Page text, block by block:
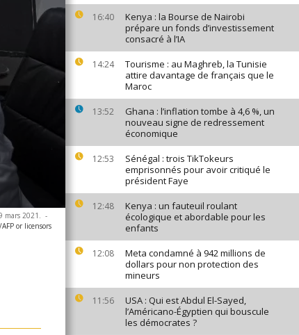
16:40
Kenya : la Bourse de Nairobi
prépare un fonds d’investissement
consacré à l’IA
14:24
Tourisme : au Maghreb, la Tunisie
attire davantage de français que le
Maroc
13:52
Ghana : l’inflation tombe à 4,6 %, un
nouveau signe de redressement
économique
12:53
Sénégal : trois TikTokeurs
emprisonnés pour avoir critiqué le
président Faye
12:48
Kenya : un fauteuil roulant
écologique et abordable pour les
enfants
12:08
Meta condamné à 942 millions de
dollars pour non protection des
mineurs
11:56
USA : Qui est Abdul El-Sayed,
l’Américano-Égyptien qui bouscule
les démocrates ?
mars 2021. -
or licensors